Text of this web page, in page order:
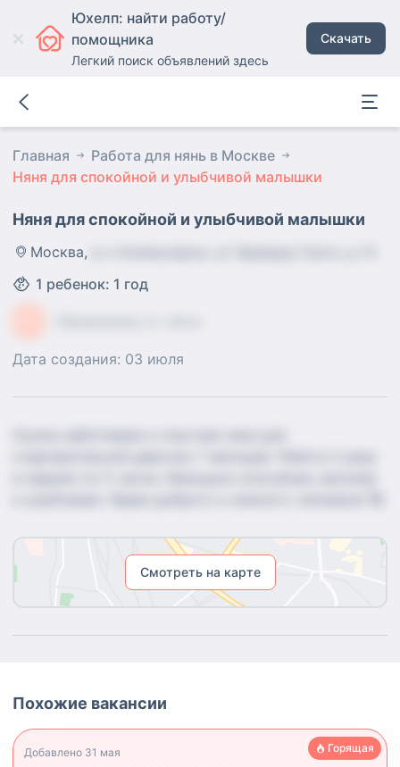
Юхелп: найти работу/
помощника
Легкий поиск объявлений здесь
Скачать
Главная
Работа для нянь в Москве
Няня для спокойной и улыбчивой малышки
Няня для спокойной и улыбчивой малышки
Москва,
1 ребенок: 1 год
Дата создания: 03 июля
Смотреть на карте
Похожие вакансии
Добавлено 31 мая Горящая